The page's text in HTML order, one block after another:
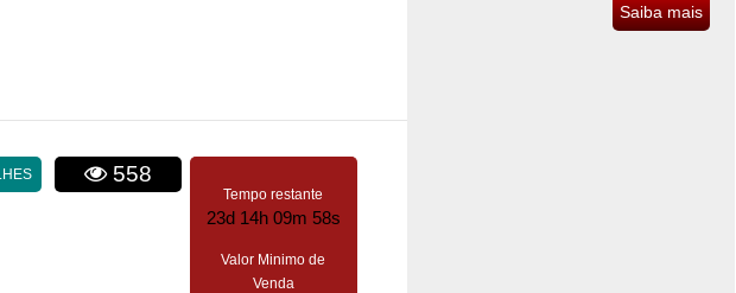
558
Tempo restante
23d 14h 09m 57s
Valor Minimo de
Venda
Saiba mais